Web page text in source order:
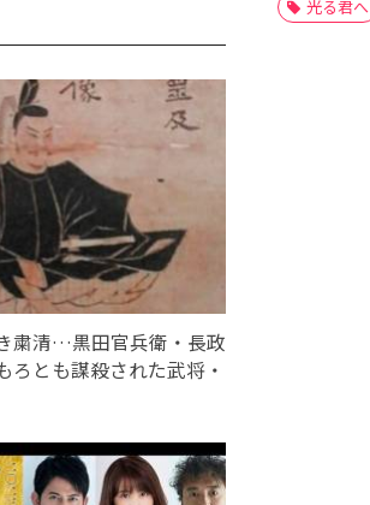
粛清…黒田官兵衛・長政
ろとも謀殺された武将・
光る君へ